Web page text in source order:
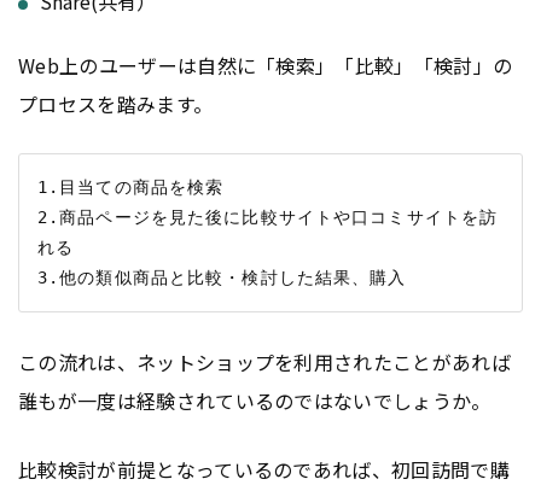
Web上のユーザーは自然に「検索」「比較」「検討」の
プロセスを踏みます。
1.目当ての商品を検索
2.商品ページを見た後に比較サイトや口コミサイトを訪
れる
この流れは、ネットショップを利用されたことがあれば
誰もが一度は経験されているのではないでしょうか。
比較検討が前提となっているのであれば、初回訪問で購